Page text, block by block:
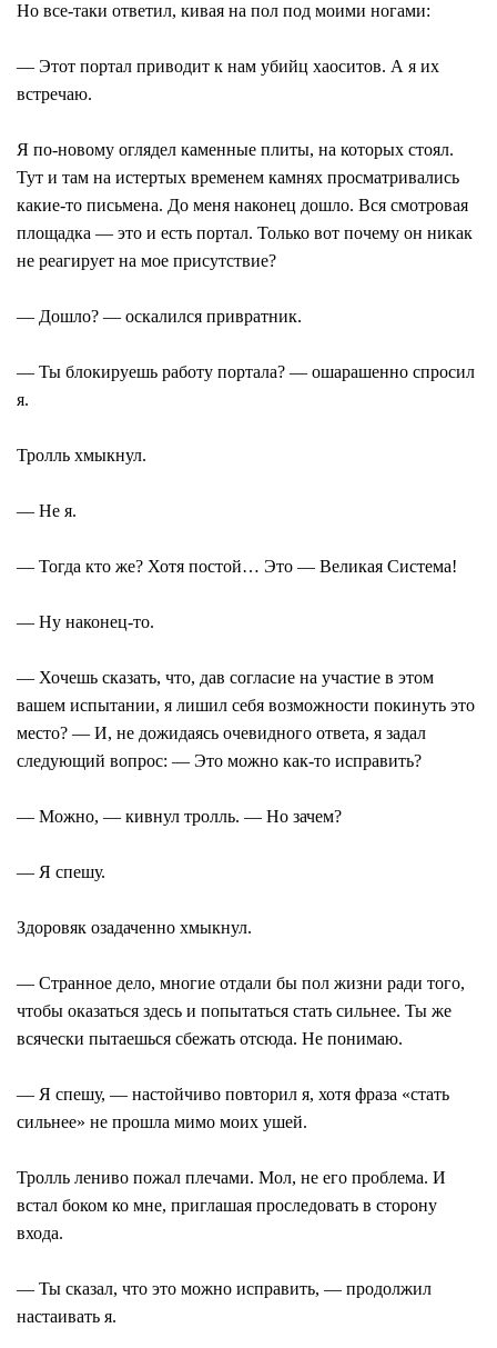
Но все-таки ответил, кивая на пол под моими ногами:
― Этот портал приводит к нам убийц хаоситов. А я их
встречаю.
Я по-новому оглядел каменные плиты, на которых стоял.
Тут и там на истертых временем камнях просматривались
какие-то письмена. До меня наконец дошло. Вся смотровая
площадка ― это и есть портал. Только вот почему он никак
не реагирует на мое присутствие?
― Дошло? ― оскалился привратник.
― Ты блокируешь работу портала? ― ошарашенно спросил
я.
Тролль хмыкнул.
― Не я.
― Тогда кто же? Хотя постой… Это ― Великая Система!
― Ну наконец-то.
― Хочешь сказать, что, дав согласие на участие в этом
вашем испытании, я лишил себя возможности покинуть это
место? ― И, не дожидаясь очевидного ответа, я задал
следующий вопрос: ― Это можно как-то исправить?
― Можно, ― кивнул тролль. ― Но зачем?
― Я спешу.
Здоровяк озадаченно хмыкнул.
― Странное дело, многие отдали бы пол жизни ради того,
чтобы оказаться здесь и попытаться стать сильнее. Ты же
всячески пытаешься сбежать отсюда. Не понимаю.
― Я спешу, ― настойчиво повторил я, хотя фраза «стать
сильнее» не прошла мимо моих ушей.
Тролль лениво пожал плечами. Мол, не его проблема. И
встал боком ко мне, приглашая проследовать в сторону
входа.
― Ты сказал, что это можно исправить, ― продолжил
настаивать я.